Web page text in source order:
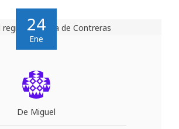
24
Ene
De Miguel